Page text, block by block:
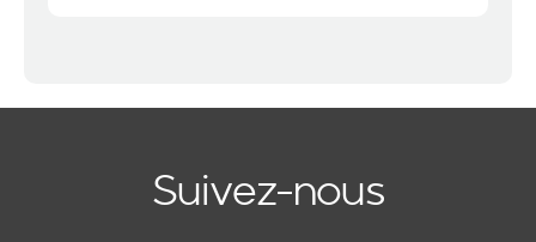
Suivez-nous